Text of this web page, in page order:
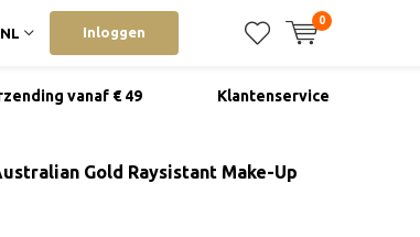
NL Inloggen
0
vanaf € 49 Klantenservice
Gold Raysistant Make-Up